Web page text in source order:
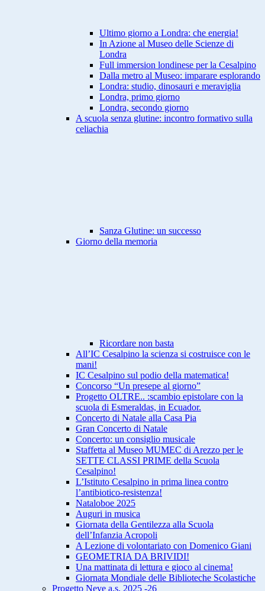
Ultimo giorno a Londra: che energia!
In Azione al Museo delle Scienze di
Londra
Full immersion londinese per la Cesalpino
Dalla metro al Museo: imparare esplorando
Londra: studio, dinosauri e meraviglia
Londra, primo giorno
Londra, secondo giorno
A scuola senza glutine: incontro formativo sulla
celiachia
Sanza Glutine: un successo
Giorno della memoria
Ricordare non basta
All’IC Cesalpino la scienza si costruisce con le
mani!
IC Cesalpino sul podio della matematica!
Concorso “Un presepe al giorno”
Progetto OLTRE.. :scambio epistolare con la
scuola di Esmeraldas, in Ecuador.
Concerto di Natale alla Casa Pia
Gran Concerto di Natale
Concerto: un consiglio musicale
Staffetta al Museo MUMEC di Arezzo per le
SETTE CLASSI PRIME della Scuola
Cesalpino!
L’Istituto Cesalpino in prima linea contro
l’antibiotico-resistenza!
Nataloboe 2025
Auguri in musica
Giornata della Gentilezza alla Scuola
dell’Infanzia Acropoli
A Lezione di volontariato con Domenico Giani
GEOMETRIA DA BRIVIDI!
Una mattinata di lettura e gioco al cinema!
Giornata Mondiale delle Biblioteche Scolastiche
Progetto Neve a.s. 2025 -26